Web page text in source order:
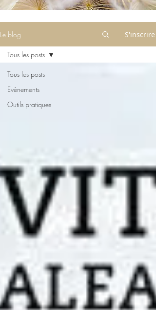
Le blog S'inscrire
Tous les posts
Evènements
Outils pratiques
Tous les posts